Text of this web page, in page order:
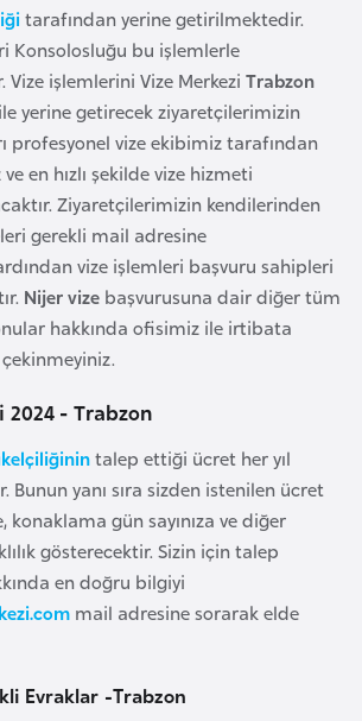
tarafından yerine getirilmektedir.
Konsolosluğu bu işlemlerle
işlemlerini Vize Merkezi Trabzon
yerine getirecek ziyaretçilerimizin
profesyonel vize ekibimiz tarafından
en hızlı şekilde vize hizmeti
Ziyaretçilerimizin kendilerinden
gerekli mail adresine
vize işlemleri başvuru sahipleri
Nijer vize başvurusuna dair diğer tüm
hakkında ofisimiz ile irtibata
- Trabzon
talep ettiği ücret her yıl
Bunun yanı sıra sizden istenilen ücret
konaklama gün sayınıza ve diğer
gösterecektir. Sizin için talep
en doğru bilgiyi
mail adresine sorarak elde
Evraklar -Trabzon